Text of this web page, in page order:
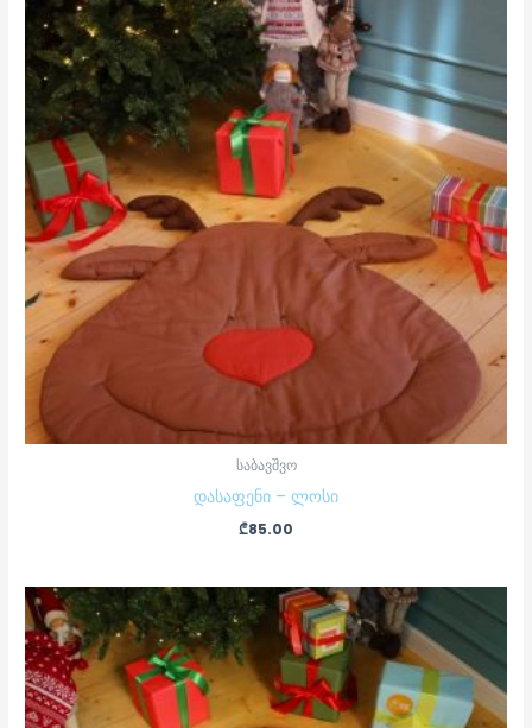
საბავშვო
დასაფენი – ლოსი
₾85.00